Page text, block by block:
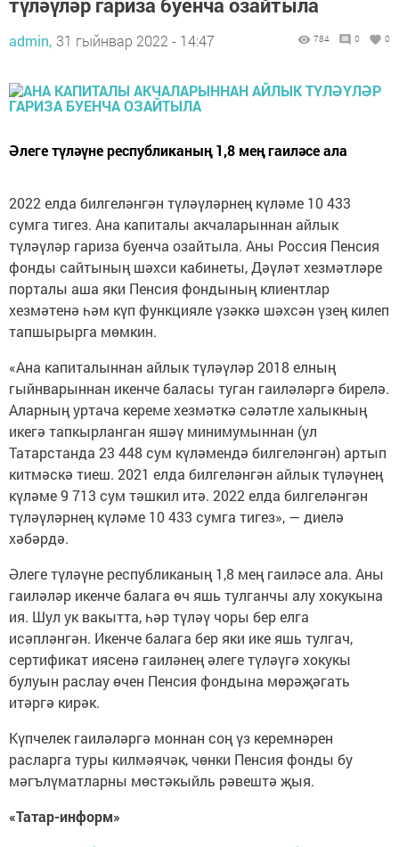
admin, 31 гыйнвар 2022 - 14:47 784 0 0
Әлеге түләүне республиканың 1,8 мең гаиләсе ала
2022 елда билгеләнгән түләүләрнең күләме 10 433
сумга тигез. Ана капиталы акчаларыннан айлык
түләүләр гариза буенча озайтыла. Аны Россия Пенсия
фонды сайтының шәхси кабинеты, Дәүләт хезмәтләре
порталы аша яки Пенсия фондының клиентлар
хезмәтенә һәм күп функцияле үзәккә шәхсән үзең килеп
тапшырырга мөмкин.
«Ана капиталыннан айлык түләүләр 2018 елның
гыйнварыннан икенче баласы туган гаиләләргә бирелә.
Аларның уртача кереме хезмәткә сәләтле халыкның
икегә тапкырланган яшәү минимумыннан (ул
Татарстанда 23 448 сум күләмендә билгеләнгән) артып
китмәскә тиеш. 2021 елда билгеләнгән айлык түләүнең
күләме 9 713 сум тәшкил итә. 2022 елда билгеләнгән
түләүләрнең күләме 10 433 сумга тигез», — диелә
хәбәрдә.
Әлеге түләүне республиканың 1,8 мең гаиләсе ала. Аны
гаиләләр икенче балага өч яшь тулганчы алу хокукына
ия. Шул ук вакытта, һәр түләү чоры бер елга
исәпләнгән. Икенче балага бер яки ике яшь тулгач,
сертификат иясенә гаиләнең әлеге түләүгә хокукы
булуын раслау өчен Пенсия фондына мөрәҗәгать
итәргә кирәк.
Күпчелек гаиләләргә моннан соң үз керемнәрен
расларга туры килмәячәк, чөнки Пенсия фонды бу
мәгълүматларны мөстәкыйль рәвештә җыя.
«Татар-информ»